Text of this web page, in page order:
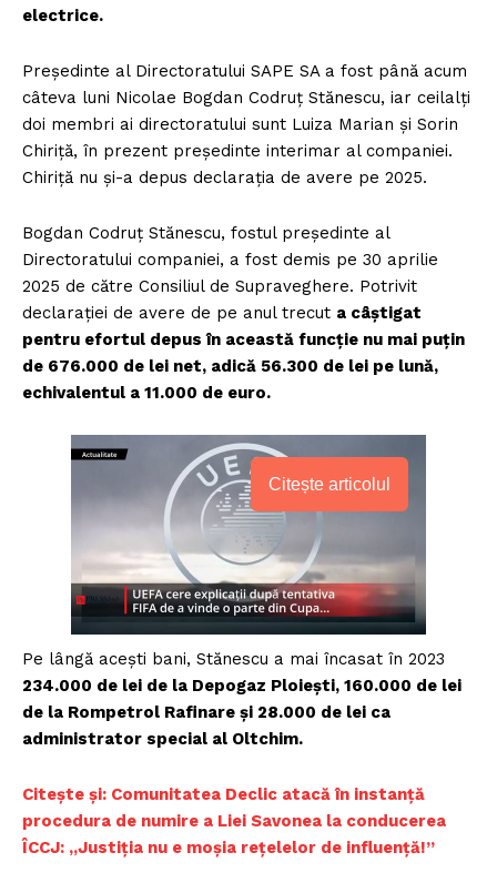
electrice.
Președinte al Directoratului SAPE SA a fost până acum
câteva luni Nicolae Bogdan Codruț Stănescu, iar ceilalți
doi membri ai directoratului sunt Luiza Marian și Sorin
Chiriță, în prezent președinte interimar al companiei.
Chiriță nu și-a depus declarația de avere pe 2025.
Bogdan Codruț Stănescu, fostul președinte al
Directoratului companiei, a fost demis pe 30 aprilie
2025 de către Consiliul de Supraveghere. Potrivit
declarației de avere de pe anul trecut a câștigat
pentru efortul depus în această funcție nu mai puțin
de 676.000 de lei net, adică 56.300 de lei pe lună,
echivalentul a 11.000 de euro.
Citește articolul
Pe lângă acești bani, Stănescu a mai încasat în 2023
234.000 de lei de la Depogaz Ploiești, 160.000 de lei
de la Rompetrol Rafinare și 28.000 de lei ca
administrator special al Oltchim.
Citește și: Comunitatea Declic atacă în instanță
procedura de numire a Liei Savonea la conducerea
ÎCCJ: „Justiția nu e moșia rețelelor de influență!”